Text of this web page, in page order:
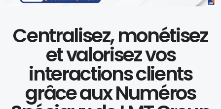
Centralisez, monétisez
et valorisez vos
interactions clients
grâce aux Numéros